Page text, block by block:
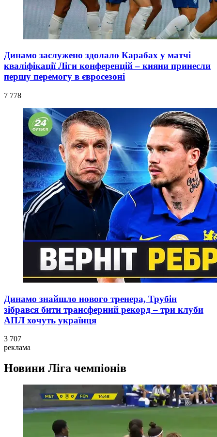
Динамо заслужено здолало Карабах у матчі
кваліфікації Ліги конференцій – кияни принесли
першу перемогу в євросезоні
7 778
Динамо знайшло нового тренера, Трубін
зібрався бити трансферний рекорд – три клуби
АПЛ хочуть українця
3 707
реклама
Новини Ліга чемпіонів